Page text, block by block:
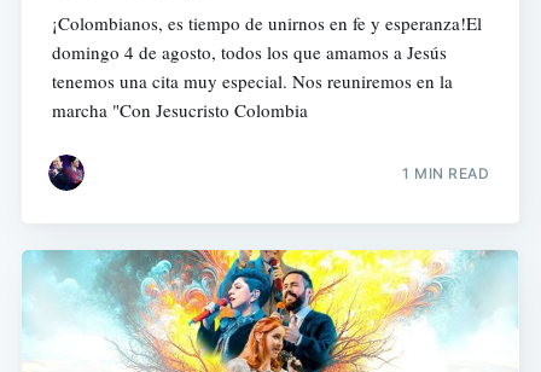
¡Colombianos, es tiempo de unirnos en fe y esperanza!El
domingo 4 de agosto, todos los que amamos a Jesús
tenemos una cita muy especial. Nos reuniremos en la
marcha "Con Jesucristo Colombia
1 MIN READ